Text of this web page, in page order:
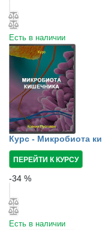
Есть в наличии
Курс - Микробиота
ПЕРЕЙТИ К КУРСУ
-34 %
Есть в наличии